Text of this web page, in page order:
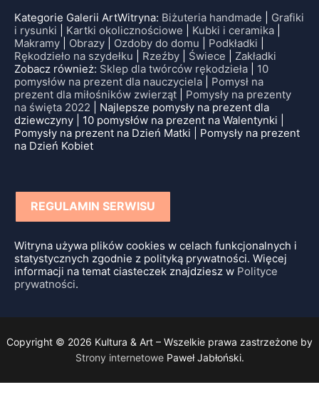
Kategorie Galerii ArtWitryna: Biżuteria handmade
Grafiki
i rysunki
Kartki okolicznościowe Kubki i ceramika
Makramy
Obrazy Ozdoby do domu Podkładki
Rękodzieło na szydełku
Rzeźby Świece
Zakładki
Zobacz również: Sklep dla twórców rękodzieła
10
pomysłów na prezent dla nauczyciela
Pomysł na
prezent dla miłośników zwierząt
Pomysły na prezenty
na święta 2022 | Najlepsze pomysły na prezent dla
dziewczyny | 10 pomysłów na prezent na Walentynki |
Pomysły na prezent na Dzień Matki | Pomysły na prezent
na Dzień Kobiet
REGULAMIN SERWISU
Witryna używa plików cookies w celach funkcjonalnych i
statystycznych zgodnie z polityką prywatności. Więcej
informacji na temat ciasteczek znajdziesz w Polityce
prywatności.
Copyright © 2026 Kultura & Art – Wszelkie prawa zastrzeżone by
Strony internetowePaweł Jabłoński.